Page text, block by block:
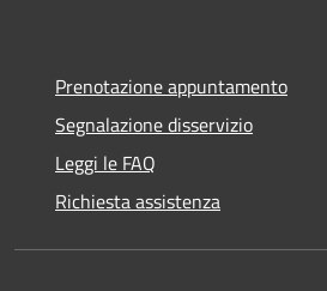
Prenotazione appuntamento
Segnalazione disservizio
Leggi le FAQ
Richiesta assistenza